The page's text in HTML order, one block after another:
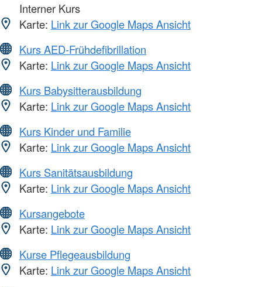
Interner Kurs
Karte: Link zur Google Maps Ansicht
Kurs AED-Frühdefibrillation
Karte: Link zur Google Maps Ansicht
Kurs Babysitterausbildung
Karte: Link zur Google Maps Ansicht
Kurs Kinder und Familie
Karte: Link zur Google Maps Ansicht
Kurs Sanitätsausbildung
Karte: Link zur Google Maps Ansicht
Kursangebote
Karte: Link zur Google Maps Ansicht
Kurse Pflegeausbildung
Karte: Link zur Google Maps Ansicht